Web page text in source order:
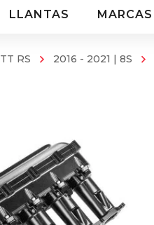
LLANTAS MARCAS
TT RS 2016 - 2021 | 8S